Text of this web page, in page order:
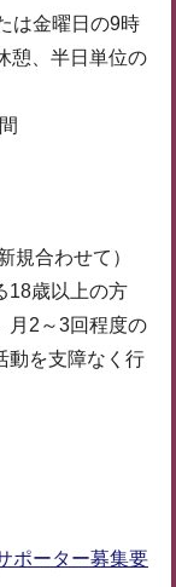
は金曜日の9時
憩、半日単位の
合わせて）
18歳以上の方
月2～3回程度の
動を支障なく行
ポーター募集要